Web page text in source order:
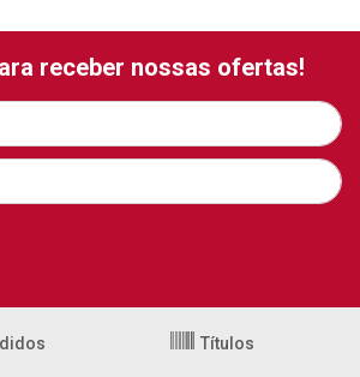
receber nossas ofertas!
Títulos